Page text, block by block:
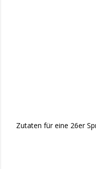
Zutaten für eine 26er